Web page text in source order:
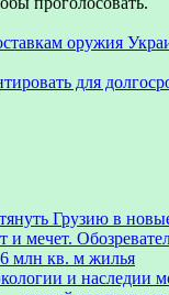
оружия
для
Грузию в
и мечет.
млн кв. м жилья
и наследии